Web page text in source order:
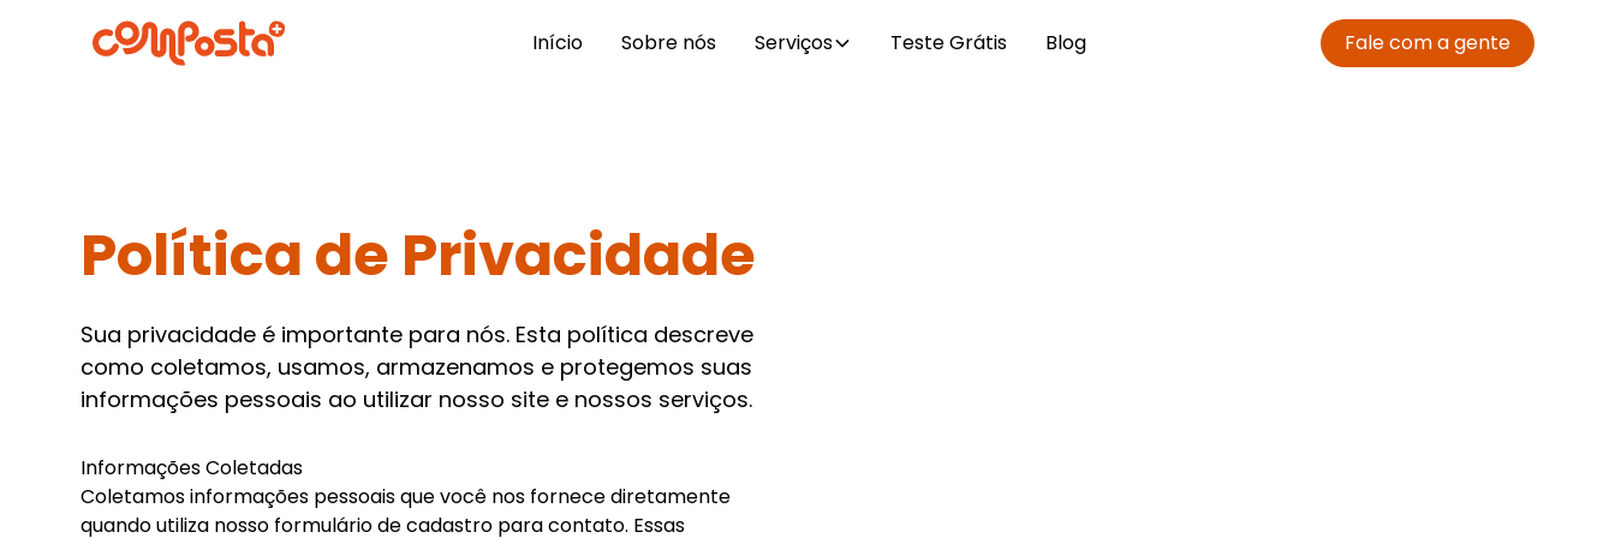
Início Sobre nós Serviços Teste Grátis Blog Fale com a gente
Política de Privacidade
Sua privacidade é importante para nós. Esta política descreve
como coletamos, usamos, armazenamos e protegemos suas
informações pessoais ao utilizar nosso site e nossos serviços.
Informações Coletadas
Coletamos informações pessoais que você nos fornece diretamente
quando utiliza nosso formulário de cadastro para contato. Essas